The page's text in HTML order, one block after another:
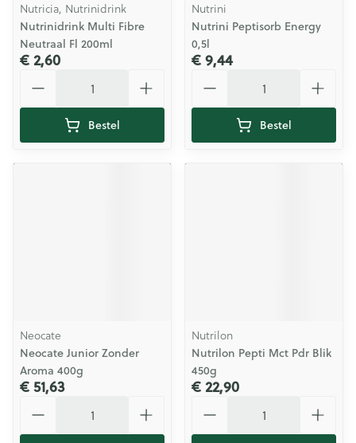
Nutricia, Nutrinidrink
Nutrinidrink Multi Fibre
Neutraal Fl 200ml
€ 2,60
Bestel
Nutrini
Nutrini Peptisorb Energy
0,5l
€ 9,44
Bestel
Neocate
Neocate Junior Zonder
Aroma 400g
€ 51,63
Nutrilon
Nutrilon Pepti Mct Pdr Blik
450g
€ 22,90